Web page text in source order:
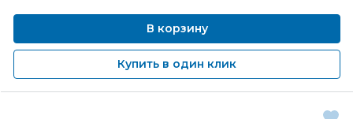
В корзину
Купить в один клик